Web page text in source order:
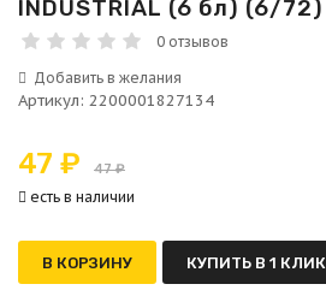
INDUSTRIAL (6 бл) (6/72)
0 отзывов
Артикул: 2200001827134
47 ₽ 47 ₽
есть в наличии
В КОРЗИНУ КУПИТЬ В 1 КЛИК